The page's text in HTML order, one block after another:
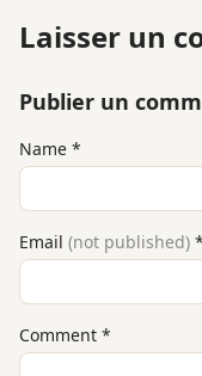
Laisser un
Publier un
Name *
Email (not published) *
Comment *